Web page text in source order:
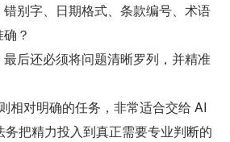
错别字、日期格式、条款编号、术语
？
最后还必须将问题清晰罗列，并精准
相对明确的任务，非常适合交给 AI
务把精力投入到真正需要专业判断的